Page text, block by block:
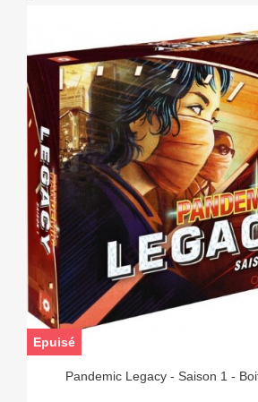
Pandemic Legacy - Saison 1 -
Epuisé